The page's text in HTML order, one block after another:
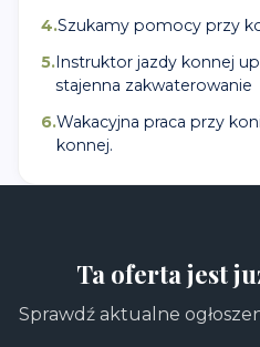
4.Szukamy pomocy przy
5.Instruktor jazdy konnej
stajenna zakwaterowanie
6.Wakacyjna praca przy
konnej.
Ta oferta jest
Sprawdź aktualne